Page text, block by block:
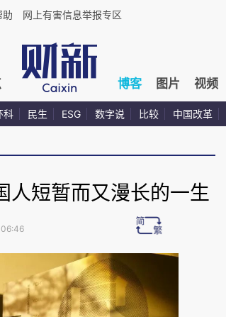
助 网上有害信息举报专区
博客 图片 视频
科 民生 ESG 数字说 比较 中国改革
人短暂而又漫长的一生